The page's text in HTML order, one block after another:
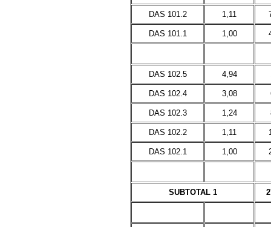
DAS 101.2 1,11
DAS 101.1 1,00
DAS 102.5 4,94
DAS 102.4 3,08
DAS 102.3 1,24
DAS 102.2 1,11
DAS 102.1 1,00
SUBTOTAL 1